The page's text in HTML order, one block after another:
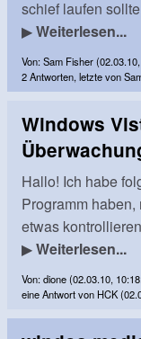
schief laufen
▶Weiterlesen...
Von: Sam Fisher
2 Antworten, letzte von
Windows
Hallo! Ich habe
Programm
etwas
▶Weiterlesen...
Von: dione (02.03.10,
eine Antwort von HCK